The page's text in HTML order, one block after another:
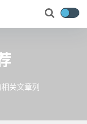
关文章列